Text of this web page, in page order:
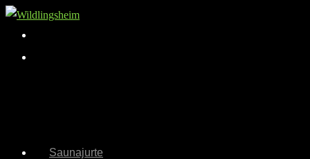
Zum
Inhalt
Saunajurte